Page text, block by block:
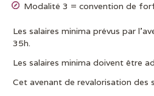
Modalité 3 = convention de
Les salaires minima prévus par
35h.
Les salaires minima doivent être
Cet avenant de revalorisation des